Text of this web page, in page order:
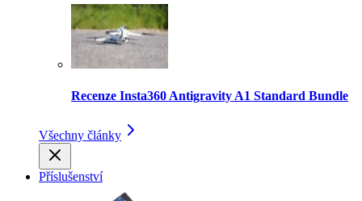
Recenze Insta360 Antigravity A1 Standard Bundle
Všechny články
Příslušenství